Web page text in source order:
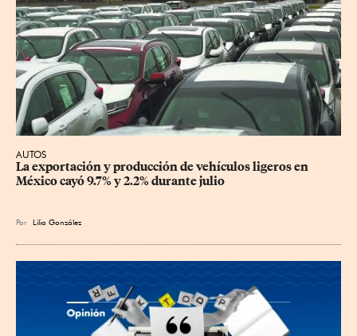
AUTOS
La exportación y producción de vehículos ligeros en
México cayó 9.7% y 2.2% durante julio
Por Lilia González